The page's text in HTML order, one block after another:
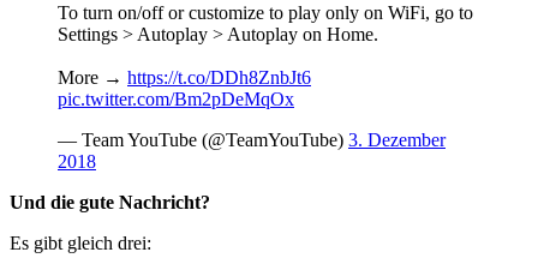
To turn on/off or customize to play only on WiFi, go to
Settings > Autoplay > Autoplay on Home.
More → https://t.co/DDh8ZnbJt6
pic.twitter.com/Bm2pDeMqOx
— Team YouTube (@TeamYouTube) 3. Dezember
2018
Und die gute Nachricht?
Es gibt gleich drei: